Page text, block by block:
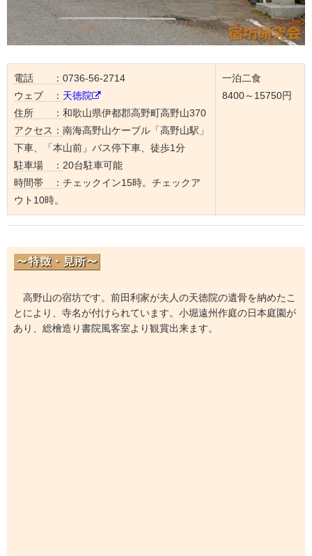
電話 ： 0736-56-2714
ウェブ ： 天徳院
住所 ： 和歌山県伊都郡高野町高野山370
アクセス： 南海高野山ケーブル「高野山駅」
下車、「本山前」バス停下車、徒歩1分
駐車場 ： 20台駐車可能
時間帯 ： チェックイン15時。チェックア
ウト10時。
一泊二食
8400～15750円
高野山の宿坊です。前田利家が夫人の天徳院の遺骨を納めたこ
とにより、寺名が付けられています。小堀遠州作庭の日本庭園が
あり、総檜造り書院風客室より観賞出来ます。